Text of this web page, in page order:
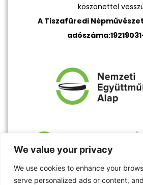
We value your privacy
We use cookies to enhance your
serve personalized ads or content,
köszönettel
A Tiszafüredi